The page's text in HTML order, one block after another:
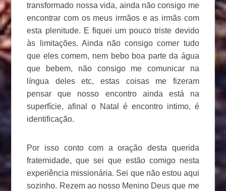
transformado nossa vida, ainda não consigo me
encontrar com os meus irmãos e as irmãs com
esta plenitude. E fiquei um pouco triste devido
às limitações. Ainda não consigo comer tudo
que eles comem, nem bebo boa parte da água
que bebem, não consigo me comunicar na
língua deles etc, estas coisas me fizeram
pensar que nosso encontro ainda está na
superfície, afinal o Natal é encontro intimo, é
identificação.
Por isso conto com a oração desta querida
fraternidade, que sei que estão comigo nesta
experiência missionária. Sei que não estou aqui
sozinho. Rezem ao nosso Menino Deus que me